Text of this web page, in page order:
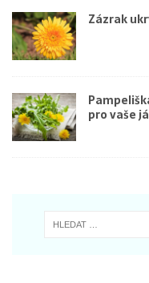
Zázrak
pro vaše